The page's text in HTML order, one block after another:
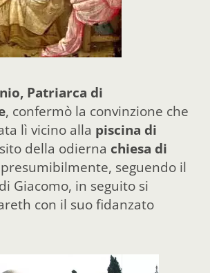
Patriarca di
, confermò la convinzione che
lì vicino alla piscina di
della odierna chiesa di
seguendo il
Giacomo, in seguito si
con il suo fidanzato